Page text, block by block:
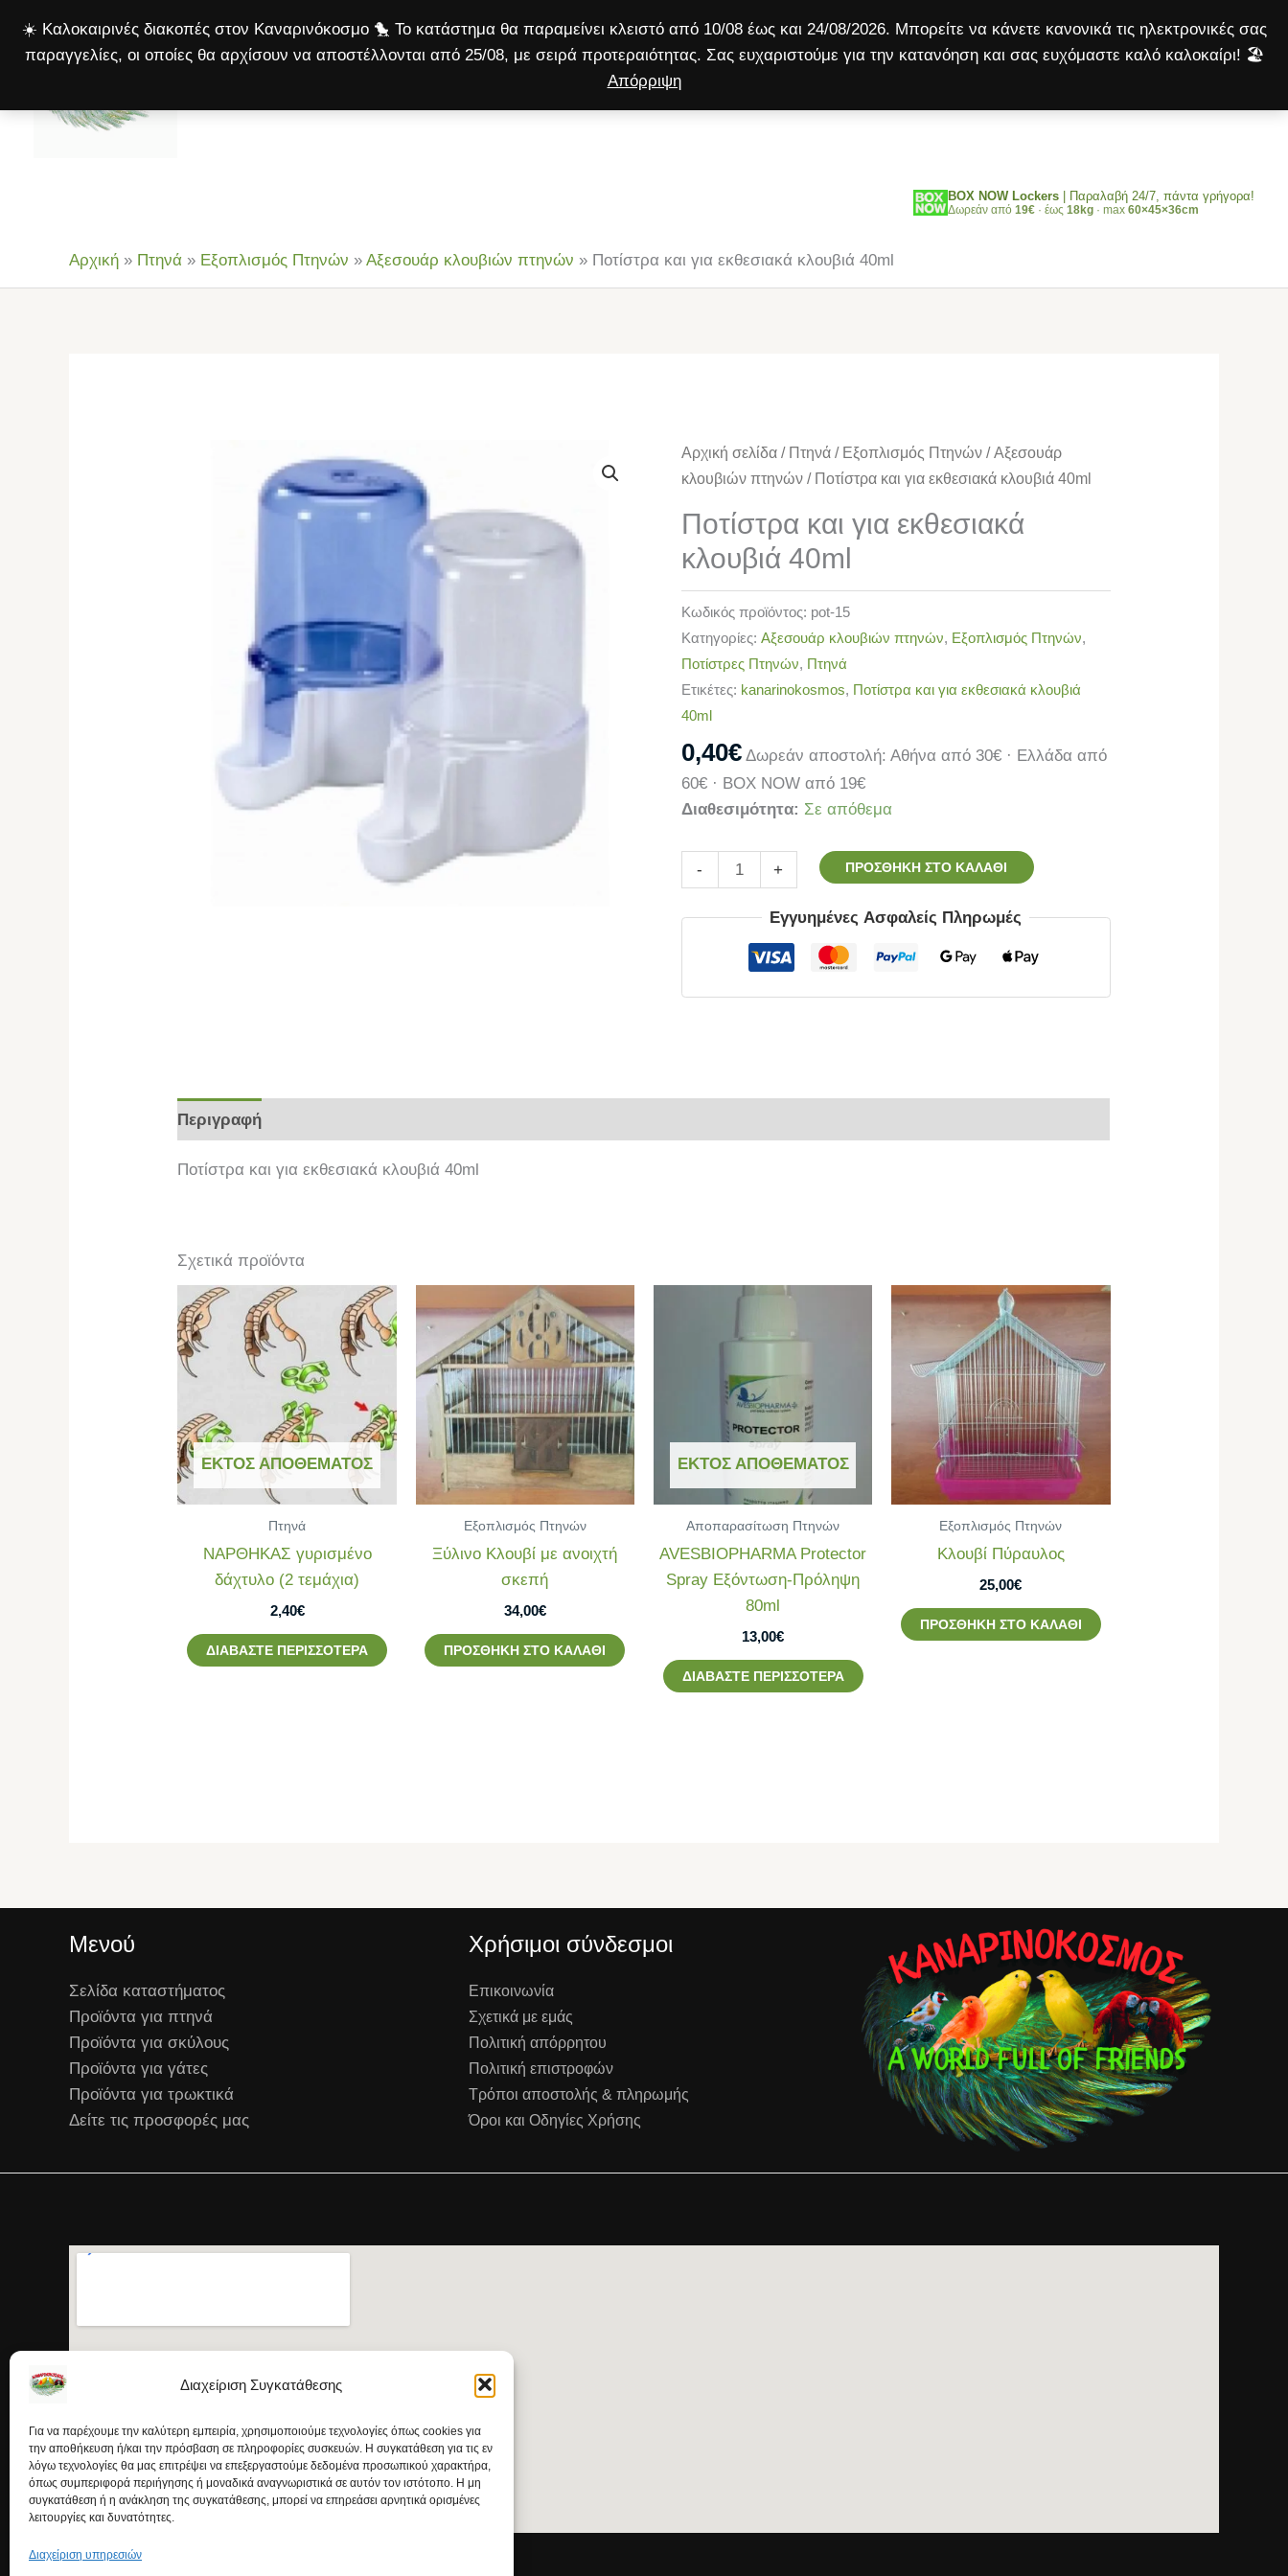
Διαχείριση Συγκατάθεσης
Για να παρέχουμε την καλύτερη εμπειρία, χρησιμοποιούμε τεχνολογίες όπως cookies για
την αποθήκευση ή/και την πρόσβαση σε πληροφορίες συσκευών. Η συγκατάθεση για τις εν
λόγω τεχνολογίες θα μας επιτρέψει να επεξεργαστούμε δεδομένα προσωπικού χαρακτήρα,
όπως συμπεριφορά περιήγησης ή μοναδικά αναγνωριστικά σε αυτόν τον ιστότοπο. Η μη
συγκατάθεση ή η ανάκληση της συγκατάθεσης, μπορεί να επηρεάσει αρνητικά ορισμένες
λειτουργίες και δυνατότητες.
Διαχείριση υπηρεσιών
☀️ Καλοκαιρινές διακοπές στον Καναρινόκοσμο 🐤 Το κατάστημα θα παραμείνει κλειστό από 10/08 έως και 24/08/2026. Μπορείτε να κάνετε κανονικά τις ηλεκτρονικές σας
παραγγελίες, οι οποίες θα αρχίσουν να αποστέλλονται από 25/08, με σειρά προτεραιότητας. Σας ευχαριστούμε για την κατανόηση και σας ευχόμαστε καλό καλοκαίρι! 🏖️
Απόρριψη
περιεχόμενο
Μικρό ζώο
BOX NOW Lockers | Παραλαβή 24/7, πάντα γρήγορα!
Δωρεάν από 19€ · έως 18kg · max 60×45×36cm
Αρχική » Πτηνά » Εξοπλισμός Πτηνών » Αξεσουάρ κλουβιών πτηνών » Ποτίστρα και για εκθεσιακά κλουβιά 40ml
Αρχική σελίδα/ Πτηνά/ Εξοπλισμός Πτηνών/Αξεσουάρ
κλουβιών πτηνών/ Ποτίστρα και για εκθεσιακά κλουβιά 40ml
Ποτίστρα και για εκθεσιακά
κλουβιά 40ml
Κωδικός προϊόντος: pot-15
Κατηγορίες: Αξεσουάρ κλουβιών πτηνών, Εξοπλισμός Πτηνών,
Ποτίστρες Πτηνών, Πτηνά
Ετικέτες: kanarinokosmos, Ποτίστρα και για εκθεσιακά κλουβιά
40ml
0,40€ Δωρεάν αποστολή: Αθήνα από 30€ · Ελλάδα από
60€ · BOX NOW από 19€
Διαθεσιμότητα: Σε απόθεμα
-
Ποτίστρα
και
εκθεσιακά
κλουβιά
ποσότητα
+ ΠΡΟΣΘΉΚΗ ΣΤΟ ΚΑΛΆΘΙ
Εγγυημένες Ασφαλείς Πληρωμές
Περιγραφή
Ποτίστρα και για εκθεσιακά κλουβιά 40ml
Σχετικά προϊόντα
ΕΚΤΌΣ ΑΠΟΘΈΜΑΤΟΣ
Πτηνά
ΝΑΡΘΗΚΑΣ γυρισμένο
δάχτυλο (2 τεμάχια)
2,40€
ΔΙΑΒΆΣΤΕ ΠΕΡΙΣΣΌΤΕΡΑ
Εξοπλισμός Πτηνών
Ξύλινο Κλουβί με ανοιχτή
σκεπή
34,00€
ΠΡΟΣΘΉΚΗ ΣΤΟ ΚΑΛΆΘΙ
ΕΚΤΌΣ ΑΠΟΘΈΜΑΤΟΣ
Αποπαρασίτωση Πτηνών
AVESBIOPHARMA Protector
Spray Εξόντωση-Πρόληψη
80ml
13,00€
ΔΙΑΒΆΣΤΕ ΠΕΡΙΣΣΌΤΕΡΑ
Εξοπλισμός Πτηνών
Κλουβί Πύραυλος
25,00€
ΠΡΟΣΘΉΚΗ ΣΤΟ ΚΑΛΆΘΙ
Μενού
Σελίδα καταστήματος
Προϊόντα για πτηνά
Προϊόντα για σκύλους
Προϊόντα για γάτες
Προϊόντα για τρωκτικά
Δείτε τις προσφορές μας
Χρήσιμοι σύνδεσμοι
Επικοινωνία
Σχετικά με εμάς
Πολιτική απόρρητου
Πολιτική επιστροφών
Τρόποι αποστολής & πληρωμής
Όροι και Οδηγίες Χρήσης
εκθεσιακά
κλουβιά